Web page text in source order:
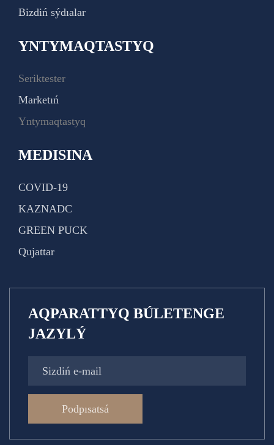
Bizdiń sýdıalar
YNTYMAQTASTYQ
Seriktester
Marketıń
Yntymaqtastyq
MEDISINA
COVID-19
KAZNADC
GREEN PUCK
Qujattar
AQPARATTYQ BÚLETENGE
JAZYLÝ
Podpısatsá